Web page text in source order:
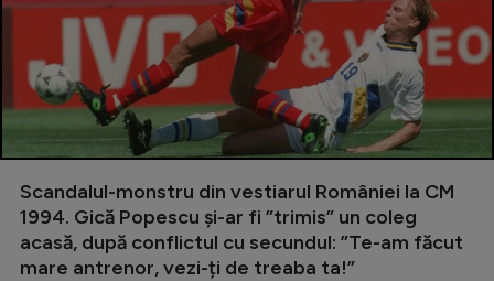
Scandalul-monstru din vestiarul României la CM
1994. Gică Popescu și-ar fi ”trimis” un coleg
acasă, după conflictul cu secundul: ”Te-am făcut
mare antrenor, vezi-ți de treaba ta!”